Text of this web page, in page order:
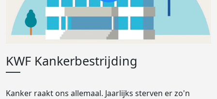
KWF Kankerbestrijding
Kanker raakt ons allemaal. Jaarlijks sterven er zo'n